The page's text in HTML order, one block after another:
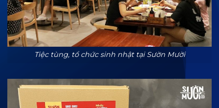
Tiệc tùng, tổ chức sinh nhật tại Sườn Mười